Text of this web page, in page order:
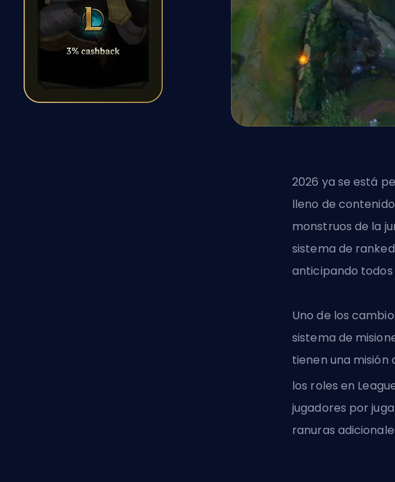
2026 ya se está
lleno de
monstruos de la
sistema de
anticipando todos
Uno de los
sistema de
tienen una misión
los roles en
jugadores por
ranuras